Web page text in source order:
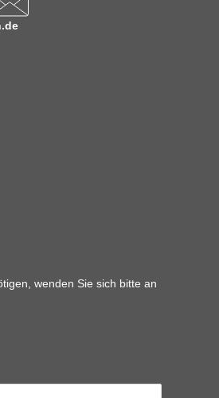
wenden Sie sich bitte an